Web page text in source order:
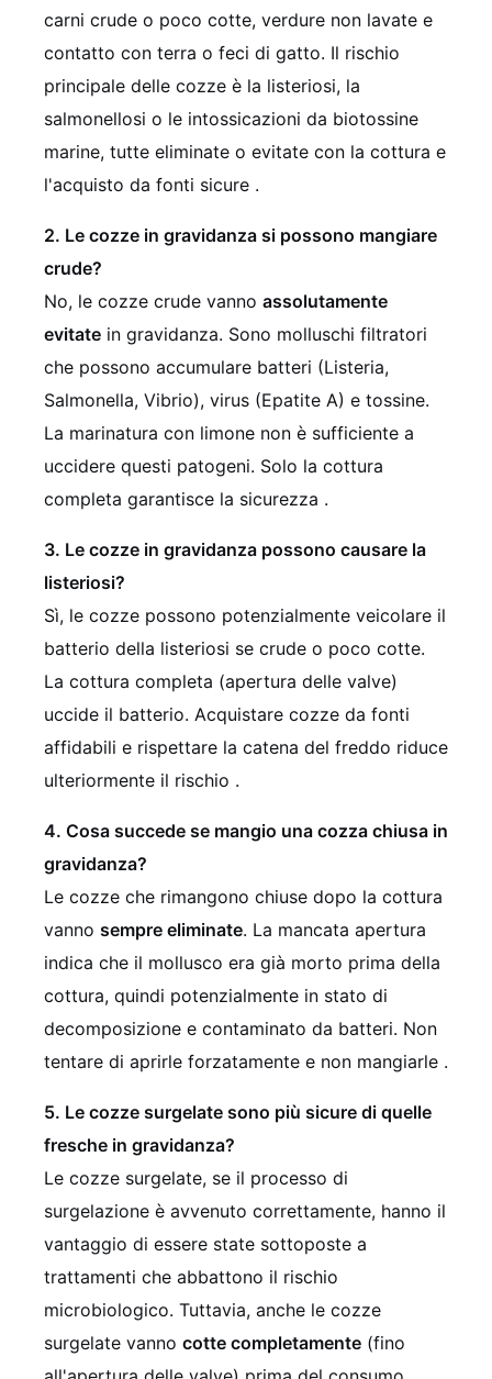
carni crude o poco cotte, verdure non lavate e
contatto con terra o feci di gatto. Il rischio
principale delle cozze è la listeriosi, la
salmonellosi o le intossicazioni da biotossine
marine, tutte eliminate o evitate con la cottura e
l'acquisto da fonti sicure .
2. Le cozze in gravidanza si possono mangiare
crude?
No, le cozze crude vanno assolutamente
evitate in gravidanza. Sono molluschi filtratori
che possono accumulare batteri (Listeria,
Salmonella, Vibrio), virus (Epatite A) e tossine.
La marinatura con limone non è sufficiente a
uccidere questi patogeni. Solo la cottura
completa garantisce la sicurezza .
3. Le cozze in gravidanza possono causare la
listeriosi?
Sì, le cozze possono potenzialmente veicolare il
batterio della listeriosi se crude o poco cotte.
La cottura completa (apertura delle valve)
uccide il batterio. Acquistare cozze da fonti
affidabili e rispettare la catena del freddo riduce
ulteriormente il rischio .
4. Cosa succede se mangio una cozza chiusa in
gravidanza?
Le cozze che rimangono chiuse dopo la cottura
vanno sempre eliminate. La mancata apertura
indica che il mollusco era già morto prima della
cottura, quindi potenzialmente in stato di
decomposizione e contaminato da batteri. Non
tentare di aprirle forzatamente e non mangiarle .
5. Le cozze surgelate sono più sicure di quelle
fresche in gravidanza?
Le cozze surgelate, se il processo di
surgelazione è avvenuto correttamente, hanno il
vantaggio di essere state sottoposte a
trattamenti che abbattono il rischio
microbiologico. Tuttavia, anche le cozze
surgelate vanno cotte completamente (fino